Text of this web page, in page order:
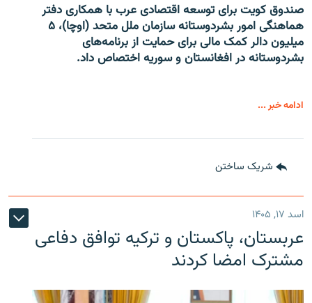
صندوق کویت برای توسعه اقتصادی عرب با همکاری دفتر
هماهنگی امور بشردوستانه سازمان ملل متحد (اوچا)، ۵
میلیون دالر کمک مالی برای حمایت از برنامه‌های
بشردوستانه در افغانستان و سوریه اختصاص داد.
ادامه خبر ...
شریک ساختن
اسد ۱۷, ۱۴۰۵
عربستان، پاکستان و ترکیه توافق دفاعی
مشترک امضا کردند